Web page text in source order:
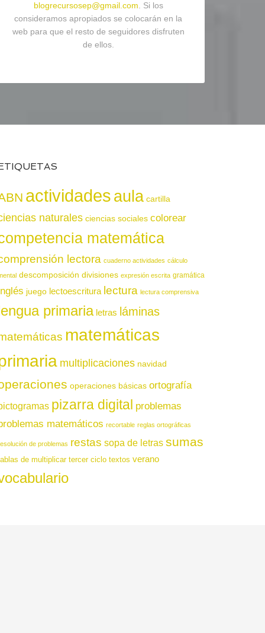
blogrecursosep@gmail.com . Si los
consideramos apropiados se colocarán en la
web para que el resto de seguidores disfruten
de ellos.
actividadesaula cartilla
naturales ciencias sociales colorear
matemática
lectora cuaderno actividades cálculo
descomposición divisiones expresión escrita gramática
juego lectoescritura lectura lectura comprensiva
primaria letras láminas
matemáticas
multiplicaciones navidad
operaciones básicas ortografía
pizarra digital problemas
matemáticos recortable reglas ortográficas
de problemas restas sopa de letras sumas
de multiplicar tercer ciclo textos verano